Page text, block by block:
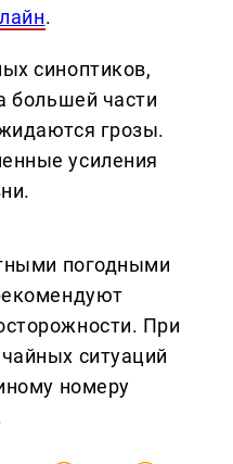
.
синоптиков,
большей части
грозы.
усиления
погодными
При
ситуаций
номеру